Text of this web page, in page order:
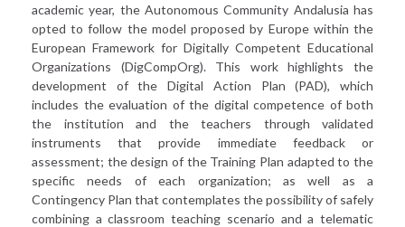
academic year, the Autonomous Community Andalusia has
opted to follow the model proposed by Europe within the
European Framework for Digitally Competent Educational
Organizations (DigCompOrg). This work highlights the
development of the Digital Action Plan (PAD), which
includes the evaluation of the digital competence of both
the institution and the teachers through validated
instruments that provide immediate feedback or
assessment; the design of the Training Plan adapted to the
specific needs of each organization; as well as a
Contingency Plan that contemplates the possibility of safely
combining a classroom teaching scenario and a telematic